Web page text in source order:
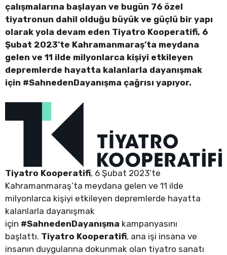
çalışmalarına başlayan ve bugün 76 özel
tiyatronun dahil olduğu büyük ve güçlü bir yapı
olarak yola devam eden Tiyatro Kooperatifi, 6
Şubat 2023’te Kahramanmaraş’ta meydana
gelen ve 11 ilde milyonlarca kişiyi etkileyen
depremlerde hayatta kalanlarla dayanışmak
için #SahnedenDayanışma çağrısı yapıyor.
Tiyatro Kooperatifi, 6 Şubat 2023’te
Kahramanmaraş’ta meydana gelen ve 11 ilde
milyonlarca kişiyi etkileyen depremlerde hayatta
kalanlarla dayanışmak
için #SahnedenDayanışma kampanyasını
başlattı. Tiyatro Kooperatifi, ana işi insana ve
insanın duygularına dokunmak olan tiyatro sanatı